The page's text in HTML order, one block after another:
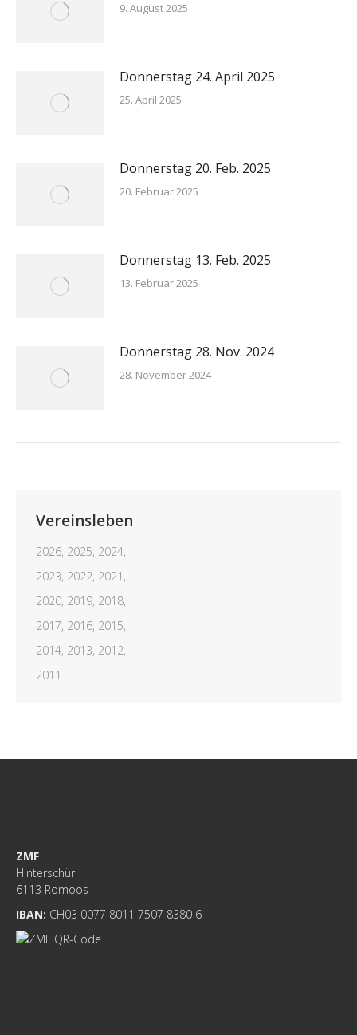
9. August 2025
Donnerstag 24. April 2025
25. April 2025
Donnerstag 20. Feb. 2025
20. Februar 2025
Donnerstag 13. Feb. 2025
13. Februar 2025
Donnerstag 28. Nov. 2024
28. November 2024
Vereinsleben
2026, 2025, 2024,
2023, 2022, 2021,
2020, 2019, 2018,
2017, 2016, 2015,
2014, 2013, 2012,
2011
ZMF
Hinterschür
6113 Romoos
IBAN: CH03 0077 8011 7507 8380 6